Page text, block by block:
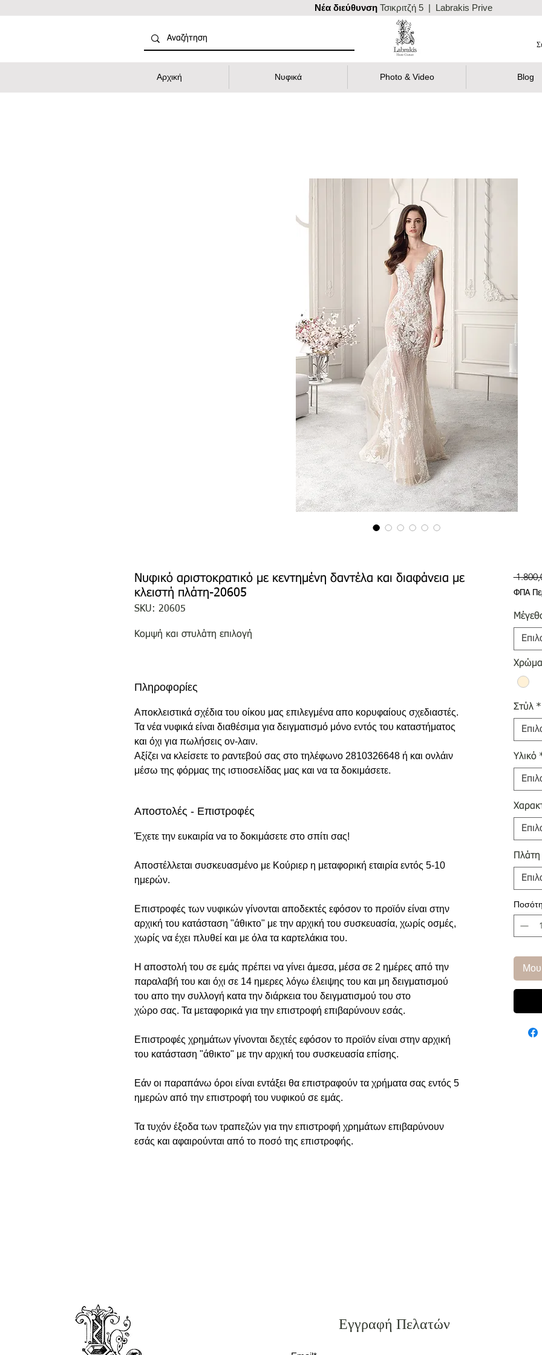
Nέα διεύθυνση Τσικριτζή 5 | Labrakis Prive
Αρχική Νυφικά Photo & Video Blog
Νυφικό αριστοκρατικό με κεντημένη δαντέλα και διαφάνεια με
κλειστή πλάτη-20605
SKU: 20605
Κομψή και στυλάτη επιλογή
Πληροφορίες
Αποκλειστικά σχέδια του οίκου μας επιλεγμένα απο κορυφαίους σχεδιαστές.
Τα νέα νυφικά είναι διαθέσιμα για δειγματισμό μόνο εντός του καταστήματος
και όχι για πωλήσεις ον-λαιν.
Αξίζει να κλείσετε το ραντεβού σας στο τηλέφωνο 2810326648 ή και ονλάιν
μέσω της φόρμας της ιστιοσελίδας μας και να τα δοκιμάσετε.
Αποστολές - Επιστροφές
Έχετε την ευκαιρία να το δοκιμάσετε στο σπίτι σας!
Αποστέλλεται συσκευασμένο με Κούριερ η μεταφορική εταιρία εντός 5-10
ημερών.
Επιστροφές των νυφικών γίνονται αποδεκτές εφόσον το προϊόν είναι στην
αρχική του κατάσταση "άθικτο" με την αρχική του συσκευασία, χωρίς οσμές,
χωρίς να έχει πλυθεί και με όλα τα καρτελάκια του.
Η αποστολή του σε εμάς πρέπει να γίνει άμεσα, μέσα σε 2 ημέρες από την
παραλαβή του και όχι σε 14 ημερες λόγω έλειψης του και μη δειγματισμού
του απο την συλλογή κατα την διάρκεια του δειγματισμού του στο
χώρο σας. Τα μεταφορικά για την επιστροφή επιβαρύνουν εσάς.
Επιστροφές χρημάτων γίνονται δεχτές εφόσον το προϊόν είναι στην αρχική
του κατάσταση "άθικτο" με την αρχική του συσκευασία επίσης.
Εάν οι παραπάνω όροι είναι εντάξει θα επιστραφούν τα χρήματα σας εντός 5
ημερών από την επιστροφή του νυφικού σε εμάς.
Τα τυχόν έξοδα των τραπεζών για την επιστροφή χρημάτων επιβαρύνουν
εσάς και αφαιρούνται από το ποσό της επιστροφής.
ΦΠΑ
Χρώμα
Στύλ *
Υλικό
Πλάτη
Μου
Εγγραφή Πελατών